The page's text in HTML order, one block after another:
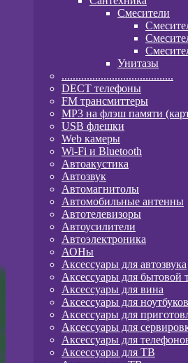
Смесители
Унитазы
........................................
DECT телефоны
FM трансмиттеры
MP3 на флэш памяти
USB флешки
Web камеры
Wi-Fi и Bluetooth
Автоакустика
Автозвук
Автомагнитолы
Автомобильные антенны
Автотелевизоры
Автоусилители
Автоэлектроника
АОНы
Аксессуары для автозвука
Аксессуары для бытовой
Аксессуары для вина
Аксессуары для ноутбуков
Аксессуары для
Аксессуары для
Аксессуары для
Аксессуары для ТВ